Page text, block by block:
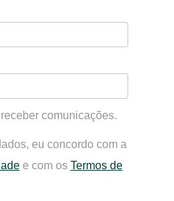
comunicações.
eu concordo com a
e com os Termos de